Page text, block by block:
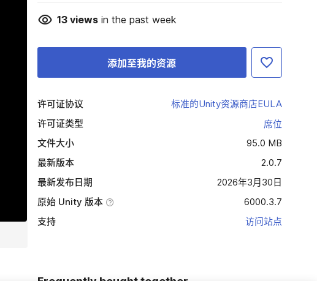
13viewsin the past week
添加至我的资源
许可证协议
标准的Unity资源商店EULA
许可证类型
席位
文件大小
95.0 MB
最新版本
2.0.7
最新发布日期
2026年3月30日
原始 Unity 版本
6000.3.7
支持
访问站点